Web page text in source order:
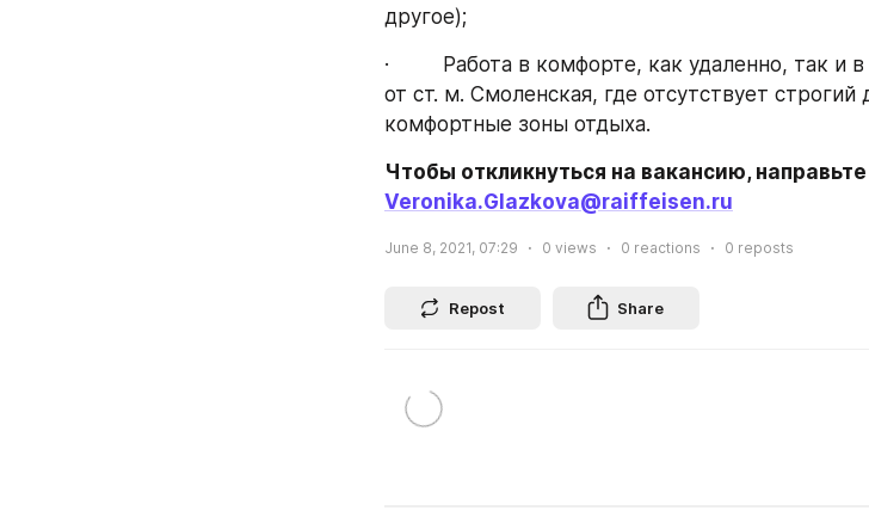
другое);
·         Работа в комфорте, как удаленно,
от ст. м. Смоленская, где отсутствует
комфортные зоны отдыха.
Veronika.Glazkova@raiffeisen.ru
June 8, 2021, 07:29 0 views 0 reactions 0 reposts
Repost Share